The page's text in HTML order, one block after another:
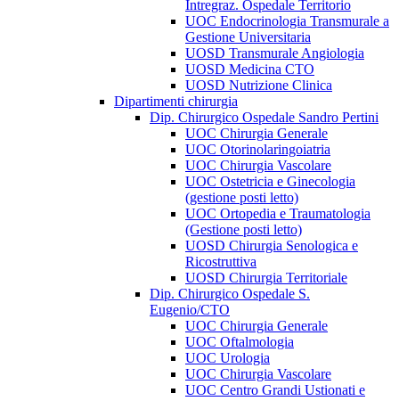
Intregraz. Ospedale Territorio
UOC Endocrinologia Transmurale a
Gestione Universitaria
UOSD Transmurale Angiologia
UOSD Medicina CTO
UOSD Nutrizione Clinica
Dipartimenti chirurgia
Dip. Chirurgico Ospedale Sandro Pertini
UOC Chirurgia Generale
UOC Otorinolaringoiatria
UOC Chirurgia Vascolare
UOC Ostetricia e Ginecologia
(gestione posti letto)
UOC Ortopedia e Traumatologia
(Gestione posti letto)
UOSD Chirurgia Senologica e
Ricostruttiva
UOSD Chirurgia Territoriale
Dip. Chirurgico Ospedale S.
Eugenio/CTO
UOC Chirurgia Generale
UOC Oftalmologia
UOC Urologia
UOC Chirurgia Vascolare
UOC Centro Grandi Ustionati e